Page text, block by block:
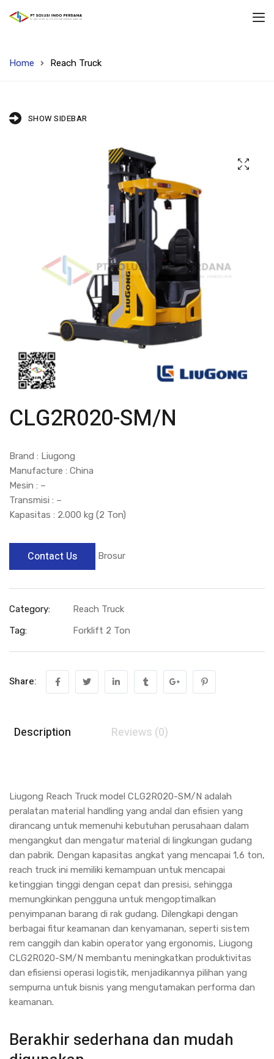
Home Reach Truck
SHOW SIDEBAR
CLG2R020-SM/N
Brand : Liugong
Manufacture : China
Mesin : –
Transmisi : –
Kapasitas : 2.000 kg (2 Ton)
Contact Us Brosur
Category:
Reach Truck
Tag:
Forklift 2 Ton
Share:
Description Reviews (0)
Liugong Reach Truck model CLG2R020-SM/N adalah
peralatan material handling yang andal dan efisien yang
dirancang untuk memenuhi kebutuhan perusahaan dalam
mengangkut dan mengatur material di lingkungan gudang
dan pabrik. Dengan kapasitas angkat yang mencapai 1,6 ton,
reach truck ini memiliki kemampuan untuk mencapai
ketinggian tinggi dengan cepat dan presisi, sehingga
memungkinkan pengguna untuk mengoptimalkan
penyimpanan barang di rak gudang. Dilengkapi dengan
berbagai fitur keamanan dan kenyamanan, seperti sistem
rem canggih dan kabin operator yang ergonomis, Liugong
CLG2R020-SM/N membantu meningkatkan produktivitas
dan efisiensi operasi logistik, menjadikannya pilihan yang
sempurna untuk bisnis yang mengutamakan performa dan
keamanan.
Berakhir sederhana dan mudah
Westin Power (1)